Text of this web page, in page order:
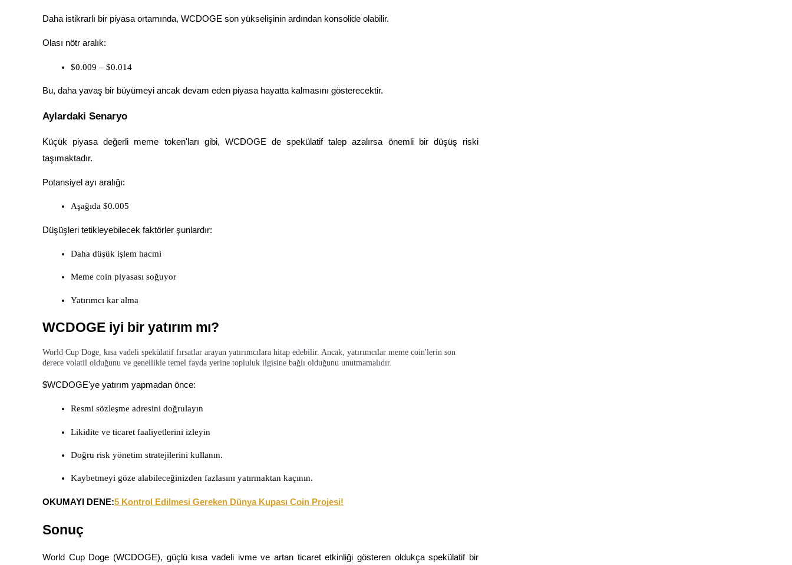
BTR sahiplerine özel yatırımlar
Kripto destekli borçlanma hizmeti
Daha istikrarlı bir piyasa ortamında, WCDOGE son yükselişinin ardından konsolide olabilir.
Olası nötr aralık:
$0.009 – $0.014
Bu, daha yavaş bir büyümeyi ancak devam eden piyasa hayatta kalmasını gösterecektir.
Aylardaki Senaryo
Küçük piyasa değerli meme token'ları gibi, WCDOGE de spekülatif talep azalırsa önemli bir düşüş riski
taşımaktadır.
Potansiyel ayı aralığı:
Aşağıda $0.005
Düşüşleri tetikleyebilecek faktörler şunlardır:
Daha düşük işlem hacmi
Meme coin piyasası soğuyor
Yatırımcı kar alma
WCDOGE iyi bir yatırım mı?
World Cup Doge, kısa vadeli spekülatif fırsatlar arayan yatırımcılara hitap edebilir. Ancak, yatırımcılar meme coin'lerin son
derece volatil olduğunu ve genellikle temel fayda yerine topluluk ilgisine bağlı olduğunu unutmamalıdır.
$WCDOGE'ye yatırım yapmadan önce:
Resmi sözleşme adresini doğrulayın
Likidite ve ticaret faaliyetlerini izleyin
Doğru risk yönetim stratejilerini kullanın.
Kaybetmeyi göze alabileceğinizden fazlasını yatırmaktan kaçının.
OKUMAYI DENE:5 Kontrol Edilmesi Gereken Dünya Kupası Coin Projesi!
Sonuç
World Cup Doge (WCDOGE), güçlü kısa vadeli ivme ve artan ticaret etkinliği gösteren oldukça spekülatif bir